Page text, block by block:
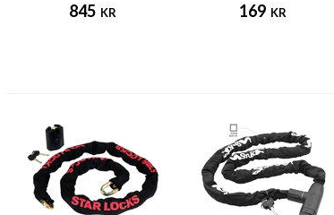
845 KR 169 KR